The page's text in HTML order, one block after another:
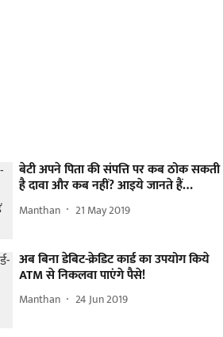
बेटी अपने पिता की संपत्ति पर कब ठोक सकती
है दावा और कब नहीं? आइये जानते हैं…
Manthan 21 May 2019
अब बिना डेबिट-क्रेडिट कार्ड का उपयोग किये
ATM से निकलवा पाएंगे पैसे!
Manthan 24 Jun 2019